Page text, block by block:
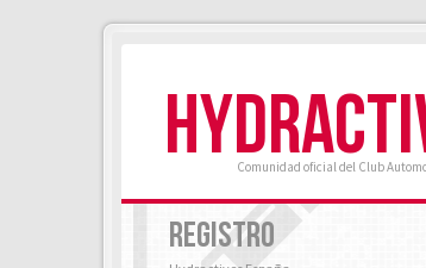
Comunidad oficial del Club
REGISTRO